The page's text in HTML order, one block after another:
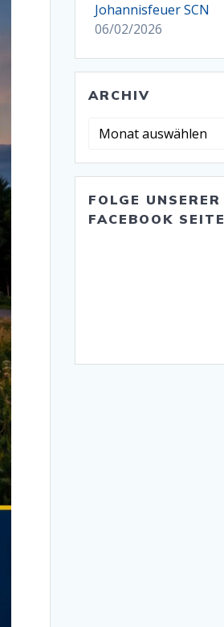
Johannisfeuer SCN
06/02/2026
ARCHIV
Archiv
FOLGE UNSERER
FACEBOOK SEITE